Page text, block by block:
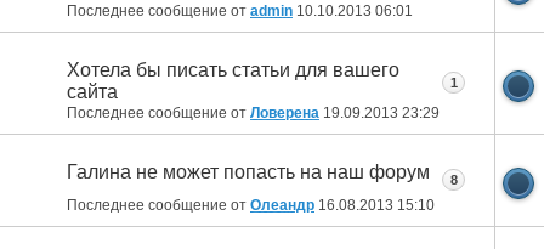
Последнее сообщение от admin 10.10.2013 06:01
Хотела бы писать статьи для вашего
сайта
Последнее сообщение от Ловерена 19.09.2013 23:29
1
Галина не может попасть на наш форум
Последнее сообщение от Олеандр 16.08.2013 15:10
8